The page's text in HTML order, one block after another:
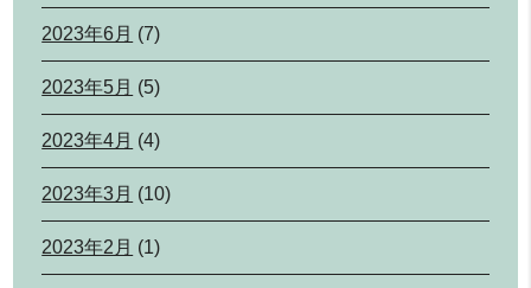
2023年6月 (7)
2023年5月 (5)
2023年4月 (4)
2023年3月 (10)
2023年2月 (1)